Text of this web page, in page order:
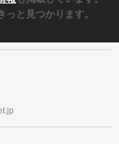
と見つかります。